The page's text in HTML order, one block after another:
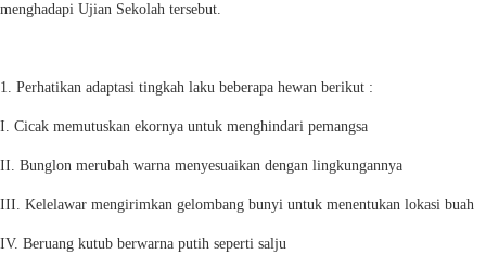
menghadapi Ujian Sekolah tersebut.
1. Perhatikan adaptasi tingkah laku beberapa hewan berikut :
I. Cicak memutuskan ekornya untuk menghindari pemangsa
II. Bunglon merubah warna menyesuaikan dengan lingkungannya
III. Kelelawar mengirimkan gelombang bunyi untuk menentukan lokasi buah
IV. Beruang kutub berwarna putih seperti salju